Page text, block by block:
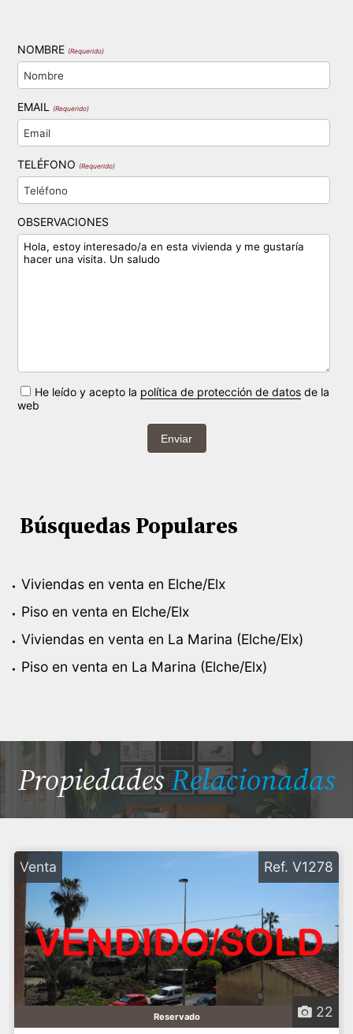
NOMBRE (Requerido)
EMAIL (Requerido)
TELÉFONO (Requerido)
OBSERVACIONES
He leído y acepto la política de protección de datosde la
web
Enviar
Búsquedas Populares
Viviendas en venta en Elche/Elx
Piso en venta en Elche/Elx
Viviendas en venta en La Marina (Elche/Elx)
Piso en venta en La Marina (Elche/Elx)
PropiedadesRelacionadas
Venta
22
Ref. V1278
Reservado